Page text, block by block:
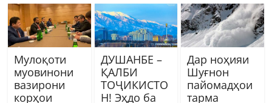
Мулоқоти
муовинони
вазирони
корҳои
ДУШАНБЕ –
ҚАЛБИ
ТОҶИКИСТО
Н! Эҳдо ба
Дар ноҳияи
Шуғнон
пайомадҳои
тарма